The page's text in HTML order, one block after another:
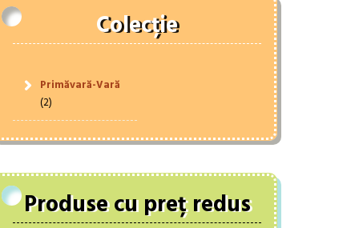
Colecție
Primăvară-Vară
(2)
Produse cu preț redus